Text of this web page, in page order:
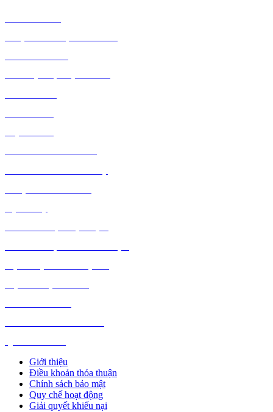
Giới thiệu
Điều khoản thỏa thuận
Chính sách bảo mật
Quy chế hoạt động
Giải quyết khiếu nại